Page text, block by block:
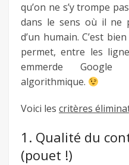
qu’on ne s’y trompe
dans le sens où il ne
d’un humain. C’est
permet, entre les
emmerde
algorithmique.
Voici les critères
1. Qualité du
(pouet !)